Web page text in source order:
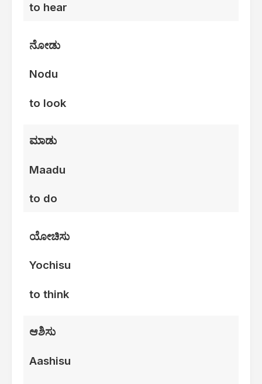
to hear
ನೋಡು
Nodu
to look
ಮಾಡು
Maadu
to do
ಯೋಚಿಸು
Yochisu
to think
ಆಶಿಸು
Aashisu